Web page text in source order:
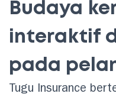
Budaya
interaktif
pada
Tugu Insurance